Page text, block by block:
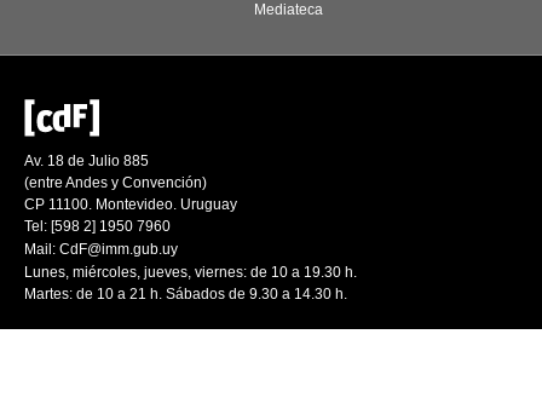
Mediateca
Av. 18 de Julio 885
(entre Andes y Convención)
CP 11100. Montevideo. Uruguay
Tel: [598 2] 1950 7960
Mail: CdF@imm.gub.uy
Lunes, miércoles, jueves, viernes: de 10 a 19.30 h.
Martes: de 10 a 21 h. Sábados de 9.30 a 14.30 h.